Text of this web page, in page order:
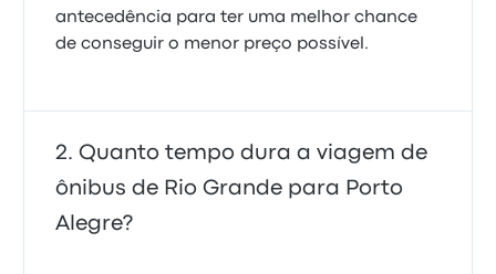
antecedência para ter uma melhor chance
de conseguir o menor preço possível.
Quanto tempo dura a viagem de
ônibus de Rio Grande para Porto
Alegre?